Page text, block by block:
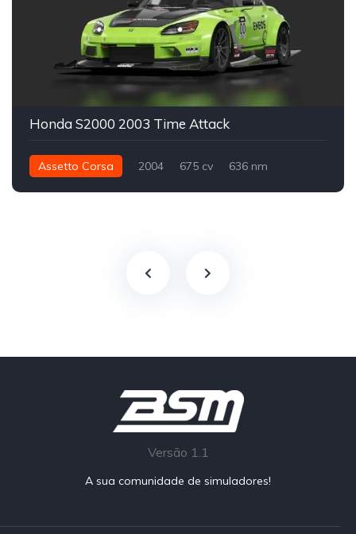
Honda S2000 2003 Time Attack
Assetto Corsa 2004 675 cv
636 nm
Versão 1.1
A sua comunidade de simuladores!